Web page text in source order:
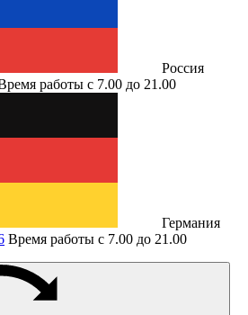
Россия
работы с 7.00 до 21.00
Германия
Время работы с 7.00 до 21.00